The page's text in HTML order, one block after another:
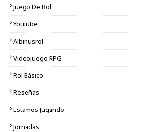
Juego De Rol
Youtube
Albinusrol
Videojuego RPG
Rol Básico
Reseñas
Estamos Jugando
Jornadas